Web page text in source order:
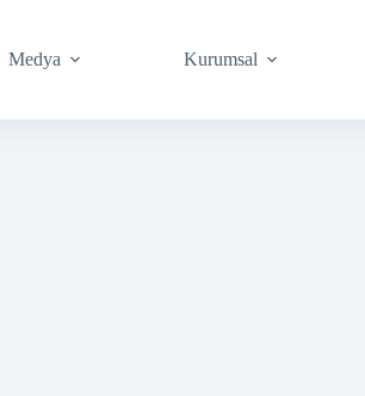
Medya Kurumsal